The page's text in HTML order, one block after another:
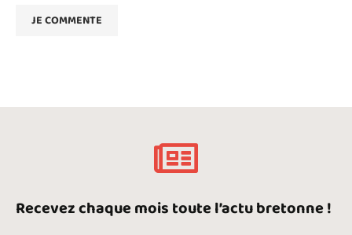
Recevez chaque mois toute l’actu bretonne !